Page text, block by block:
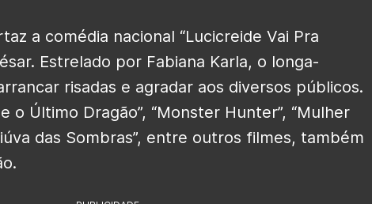
a comédia nacional “Lucicreide Vai Pra
Estrelado por Fabiana Karla, o longa-
risadas e agradar aos diversos públicos.
e o Último Dragão”, “Monster Hunter”, “Mulher
das Sombras”, entre outros filmes, também